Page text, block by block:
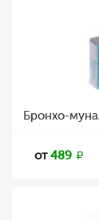
Бронхо-
от489